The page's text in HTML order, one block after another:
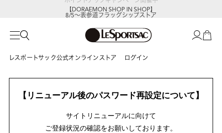
【DORAEMON SHOP IN SHOP】
8/5～表参道フラッグシップストア
レスポートサック公式オンラインストア ログイン
【リニューアル後のパスワード再設定について】
サイトリニューアルに向けて
ご登録状況の確認をお願いしております。